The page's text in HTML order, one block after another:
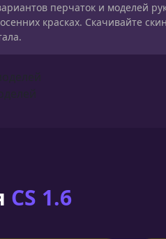
перчаток и моделей
красках. Скачивайте
CS 1.6